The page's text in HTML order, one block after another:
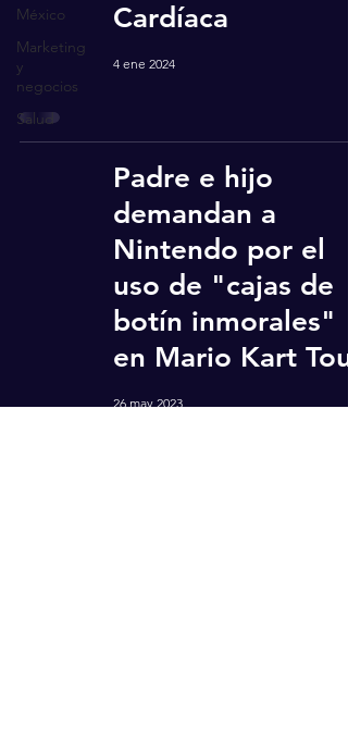
México
Marketing
y
negocios
Salud
Cardíaca
4 ene 2024
Padre e hijo
demandan a
Nintendo por el
uso de "cajas de
botín inmorales"
en Mario Kart Tour
26 may 2023